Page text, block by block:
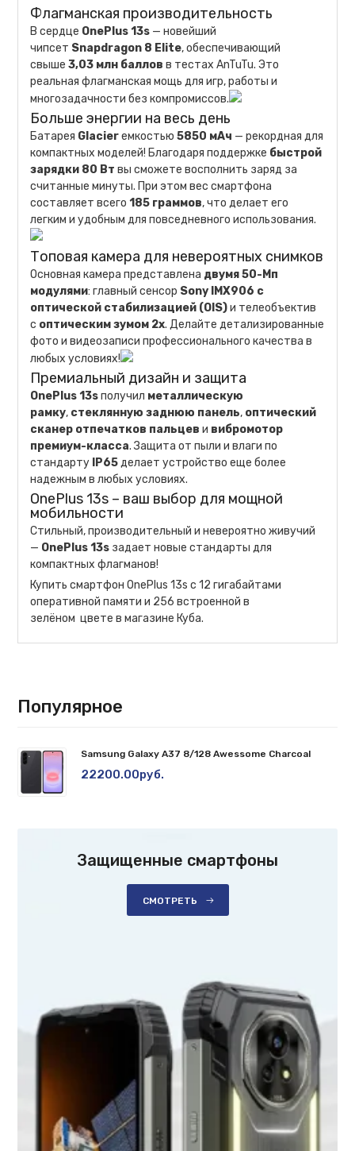
Флагманская производительность
В сердце OnePlus 13s — новейший
чипсет Snapdragon 8 Elite, обеспечивающий
свыше3,03 млн баллов в тестах AnTuTu. Это
реальная флагманская мощь для игр, работы и
многозадачности без компромиссов.
Больше энергии на весь день
Батарея Glacierемкостью5850 мАч — рекордная для
компактных моделей! Благодаря поддержке быстрой
зарядки 80 Вт вы сможете восполнить заряд за
считанные минуты. При этом вес смартфона
составляет всего185 граммов, что делает его
легким и удобным для повседневного использования.
Топовая камера для невероятных снимков
Основная камера представлена двумя 50-Мп
модулями: главный сенсор Sony IMX906 с
оптической стабилизацией (OIS)и телеобъектив
с оптическим зумом 2x. Делайте детализированные
фото и видеозаписи профессионального качества в
любых условиях!
Премиальный дизайн и защита
OnePlus 13sполучил металлическую
рамку, стеклянную заднюю панель, оптический
сканер отпечатков пальцев и вибромотор
премиум-класса. Защита от пыли и влаги по
стандарту IP65делает устройство еще более
надежным в любых условиях.
OnePlus 13s – ваш выбор для мощной
мобильности
Стильный, производительный и невероятно живучий
— OnePlus 13s задает новые стандарты для
компактных флагманов!
Купить смартфон OnePlus 13s с 12 гигабайтами
оперативной памяти и 256 встроенной в
зелёном цвете в магазине Куба.
Популярное
Samsung Galaxy A37 8/128 Awessome Charcoal
22200.00руб.
Защищенные смартфоны
СМОТРЕТЬ